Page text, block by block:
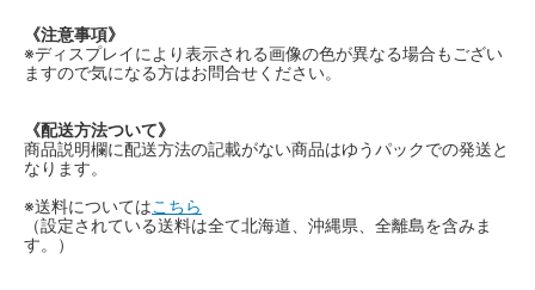
《注意事項》
※ディスプレイにより表示される画像の色が異なる場合もござい
ますので気になる方はお問合せください。
《配送方法ついて》
商品説明欄に配送方法の記載がない商品はゆうパックでの発送と
なります。
※送料についてはこちら
（設定されている送料は全て北海道、沖縄県、全離島を含みま
す。）